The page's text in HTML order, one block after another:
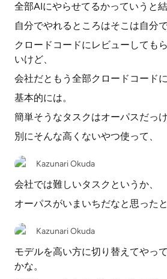
全部AIにやらせてるかっていうと
自分でやれるところはそこは自分で
クロードコードにレビューしても
いけど、
会社だともう全部クロードコード
基本的には。
簡単そうなタスクはオーパスだっけ
別にそんな高くないやつ使って、
Kazunari Okuda
会社では難しいタスクというか、
オーパスがいまいちだなと思ったと
Kazunari Okuda
モデルを高い方に切り替えてやっ
かな。